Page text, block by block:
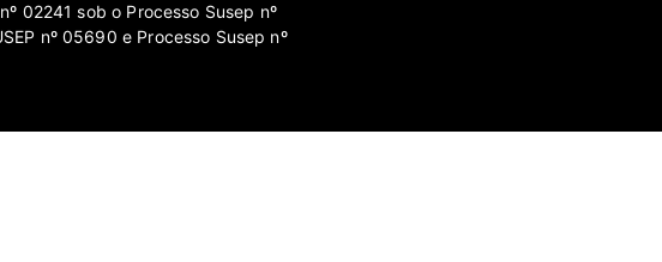
02241 sob o Processo Susep nº
nº 05690 e Processo Susep nº